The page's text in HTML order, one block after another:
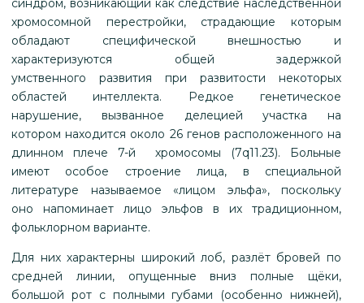
синдром, возникающий как следствие наследственной
хромосомной перестройки, страдающие которым
обладают специфической внешностью и
характеризуются общей задержкой
умственного развития при развитости некоторых
областей интеллекта. Редкое генетическое
нарушение, вызванное делецией участка на
котором находится около 26 генов расположенного на
длинном плече 7-й хромосомы (7q11.23). Больные
имеют особое строение лица, в специальной
литературе называемое «лицом эльфа», поскольку
оно напоминает лицо эльфов в их традиционном,
фольклорном варианте.
Для них характерны широкий лоб, разлёт бровей по
средней линии, опущенные вниз полные щёки,
большой рот с полными губами (особенно нижней),